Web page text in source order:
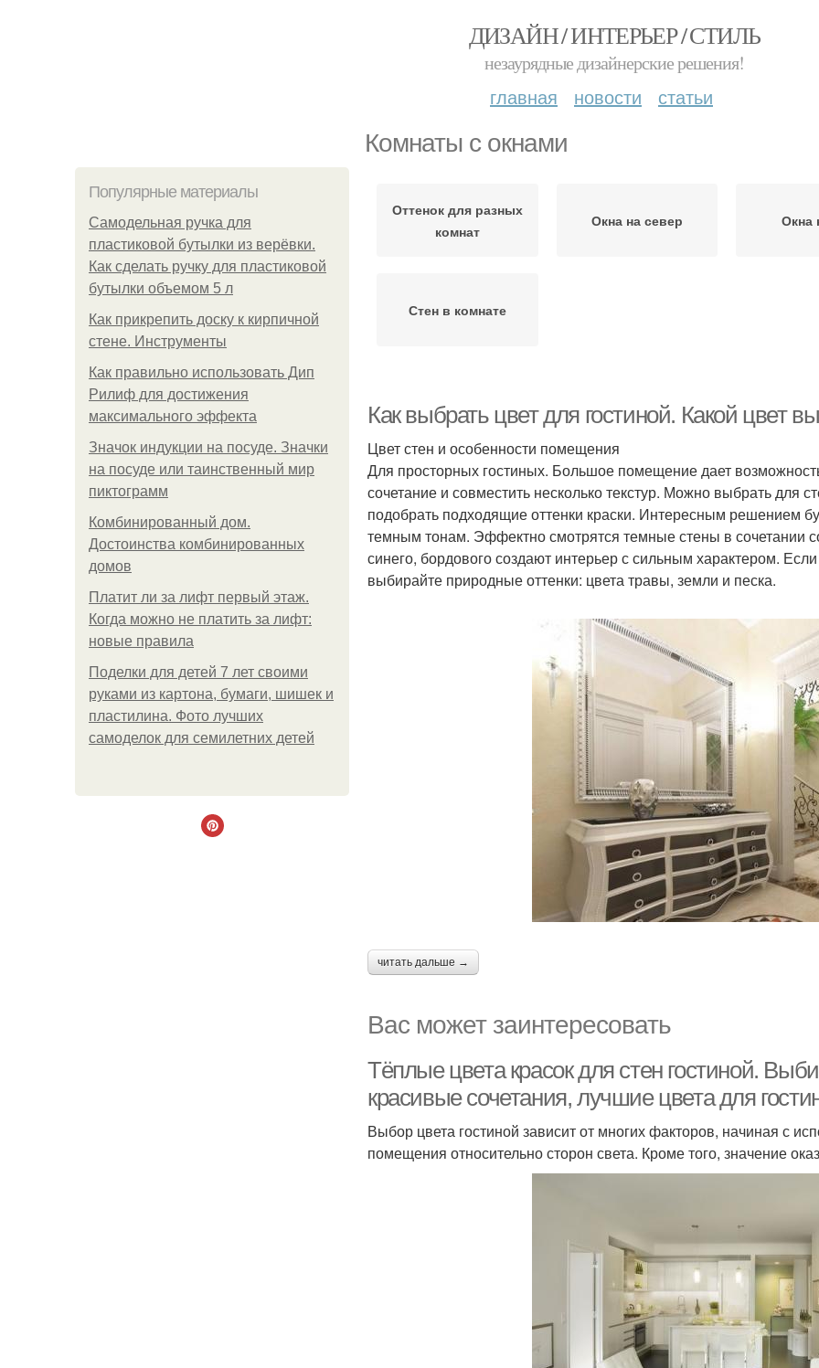
ДИЗАЙН / ИНТЕРЬЕР / СТИЛЬ
незаурядные дизайнерские решения!
главная новости статьи
Комнаты с окнами
Популярные материалы
Самодельная ручка для
пластиковой бутылки из верёвки.
Как сделать ручку для пластиковой
бутылки объемом 5 л
Как прикрепить доску к кирпичной
стене. Инструменты
Как правильно использовать Дип
Рилиф для достижения
максимального эффекта
Значок индукции на посуде. Значки
на посуде или таинственный мир
пиктограмм
Комбинированный дом.
Достоинства комбинированных
домов
Платит ли за лифт первый этаж.
Когда можно не платить за лифт:
новые правила
Поделки для детей 7 лет своими
руками из картона, бумаги, шишек и
пластилина. Фото лучших
самоделок для семилетних детей
Оттенок для разных
комнат
Окна на север Окна
Стен в комнате
Как выбрать цвет для гостиной. Какой цвет
Цвет стен и особенности помещения
Для просторных гостиных. Большое помещение дает
сочетание и совместить несколько текстур. Можно выбрать для
подобрать подходящие оттенки краски. Интересным решением
темным тонам. Эффектно смотрятся темные стены в сочетании
синего, бордового создают интерьер с сильным характером.
выбирайте природные оттенки: цвета травы, земли и песка.
читать дальше →
Вас может заинтересовать
Тёплые цвета красок для стен гостиной.
красивые сочетания, лучшие цвета для
Выбор цвета гостиной зависит от многих факторов, начиная с
помещения относительно сторон света. Кроме того, значение